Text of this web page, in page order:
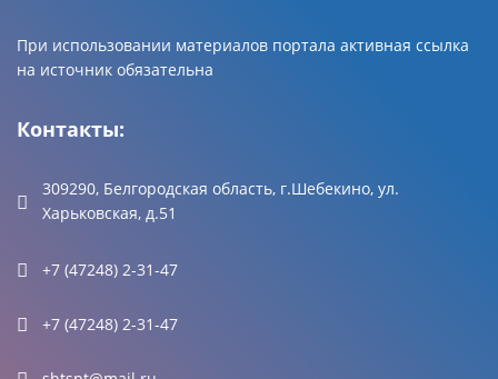
При использовании материалов портала активная ссылка
на источник обязательна
Контакты:
309290, Белгородская область, г.Шебекино, ул.
Харьковская, д.51
+7 (47248) 2-31-47
+7 (47248) 2-31-47